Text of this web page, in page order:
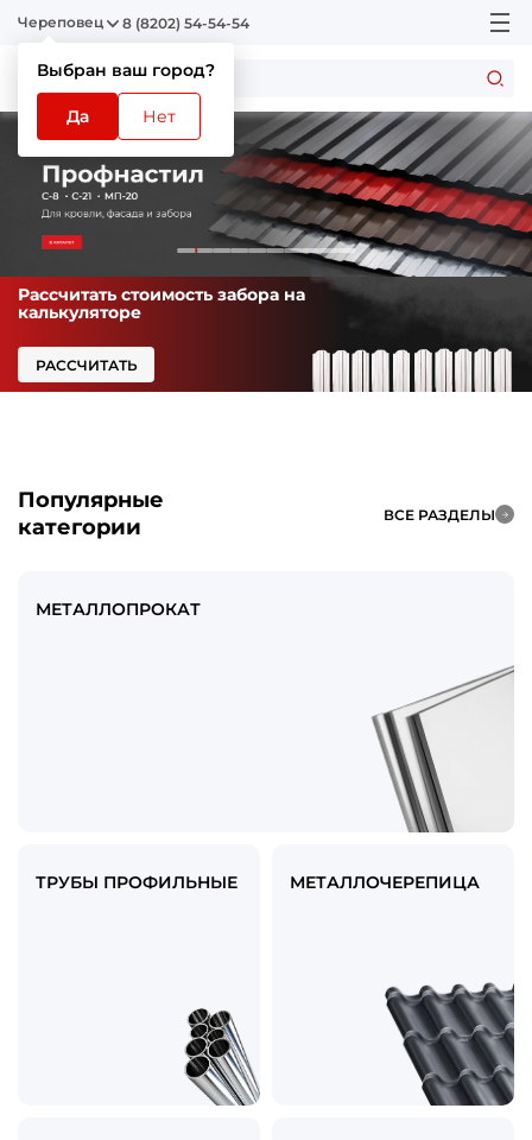
Череповец
Выбран ваш город?
Да Нет
8 (8202) 54-54-54
Рассчитать стоимость забора на
калькуляторе
РАССЧИТАТЬ
Популярные
категории
ВСЕ РАЗДЕЛЫ
МЕТАЛЛОПРОКАТ
ТРУБЫ ПРОФИЛЬНЫЕ МЕТАЛЛОЧЕРЕПИЦА